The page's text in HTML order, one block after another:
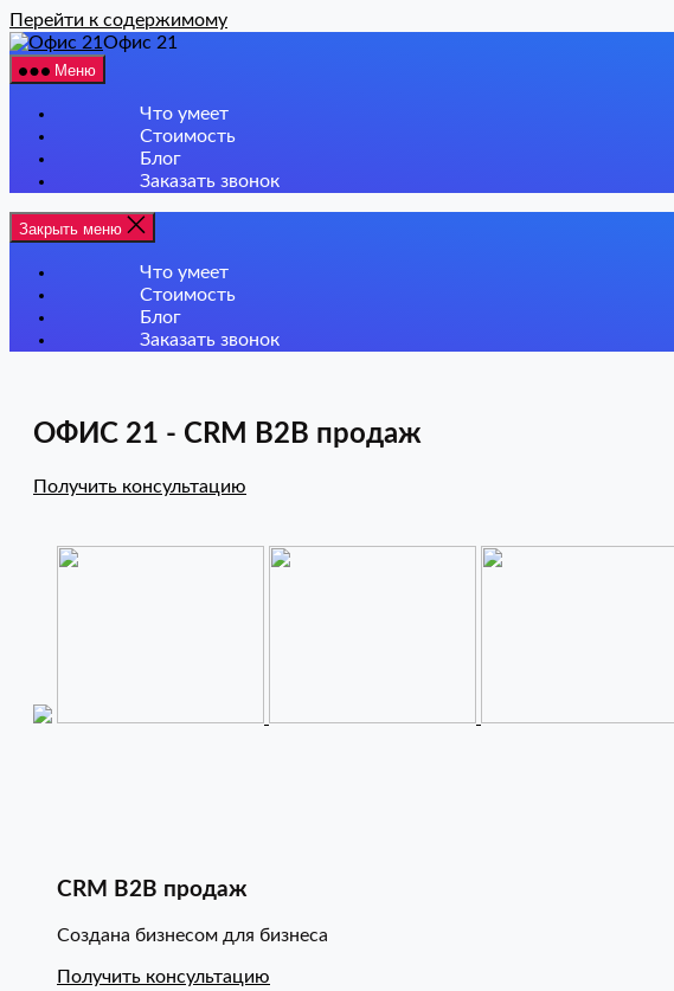
Перейти к содержимому
Офис 21
Меню
Что умеет
Стоимость
Блог
Заказать звонок
Закрыть меню
Что умеет
Стоимость
Блог
Заказать звонок
ОФИС 21 - CRM B2B продаж
Получить консультацию
CRM B2B продаж
Создана бизнесом для бизнеса
Получить консультацию